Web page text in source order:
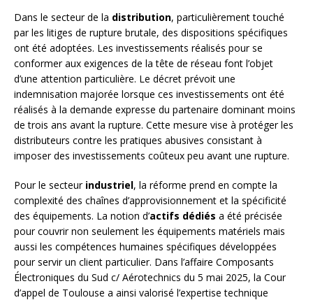
Dans le secteur de la distribution, particulièrement touché
par les litiges de rupture brutale, des dispositions spécifiques
ont été adoptées. Les investissements réalisés pour se
conformer aux exigences de la tête de réseau font l’objet
d’une attention particulière. Le décret prévoit une
indemnisation majorée lorsque ces investissements ont été
réalisés à la demande expresse du partenaire dominant moins
de trois ans avant la rupture. Cette mesure vise à protéger les
distributeurs contre les pratiques abusives consistant à
imposer des investissements coûteux peu avant une rupture.
Pour le secteur industriel, la réforme prend en compte la
complexité des chaînes d’approvisionnement et la spécificité
des équipements. La notion d’actifs dédiés a été précisée
pour couvrir non seulement les équipements matériels mais
aussi les compétences humaines spécifiques développées
pour servir un client particulier. Dans l’affaire Composants
Électroniques du Sud c/ Aérotechnics du 5 mai 2025, la Cour
d’appel de Toulouse a ainsi valorisé l’expertise technique